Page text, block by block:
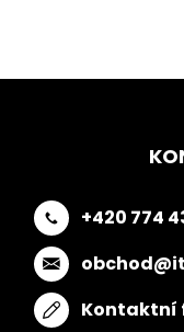
+420 774
Kontaktní